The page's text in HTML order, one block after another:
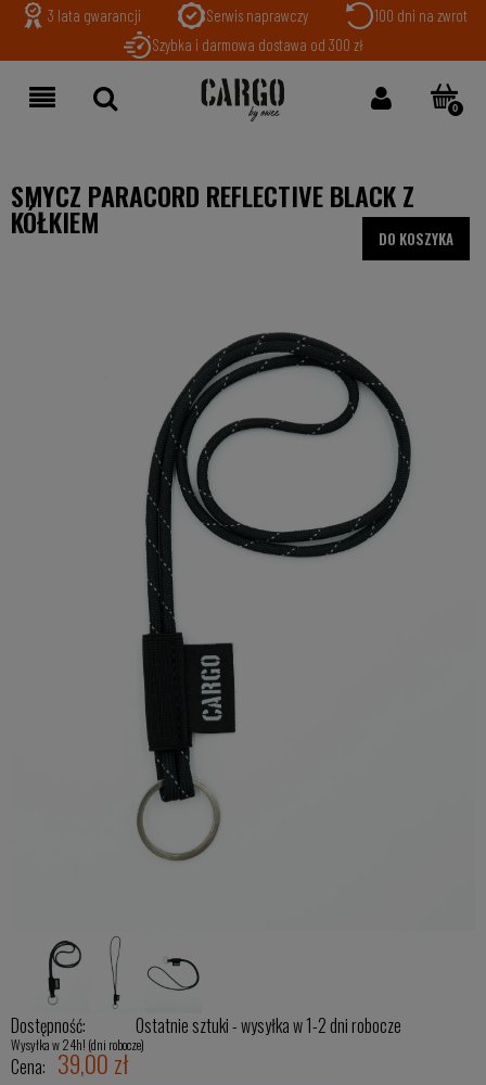
3 lata gwarancji Serwis naprawczy
100 dni na zwrot
Szybka i darmowa dostawa od 300 zł
SMYCZ PARACORD REFLECTIVE BLACK Z
KÓŁKIEM
Dostępność: Ostatnie sztuki - wysyłka w 1-2 dni robocze
Wysyłka w 24h! (dni robocze)
Cena: 39,00 zł
DO KOSZYKA